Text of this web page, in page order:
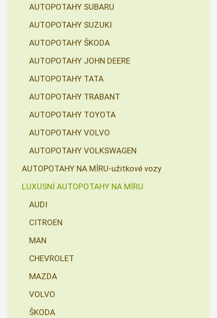
AUTOPOTAHY SUBARU
AUTOPOTAHY SUZUKI
AUTOPOTAHY ŠKODA
AUTOPOTAHY JOHN DEERE
AUTOPOTAHY TATA
AUTOPOTAHY TRABANT
AUTOPOTAHY TOYOTA
AUTOPOTAHY VOLVO
AUTOPOTAHY VOLKSWAGEN
AUTOPOTAHY NA MÍRU-užitkové vozy
LUXUSNÍ AUTOPOTAHY NA MÍRU
AUDI
CITROEN
MAN
CHEVROLET
MAZDA
VOLVO
ŠKODA